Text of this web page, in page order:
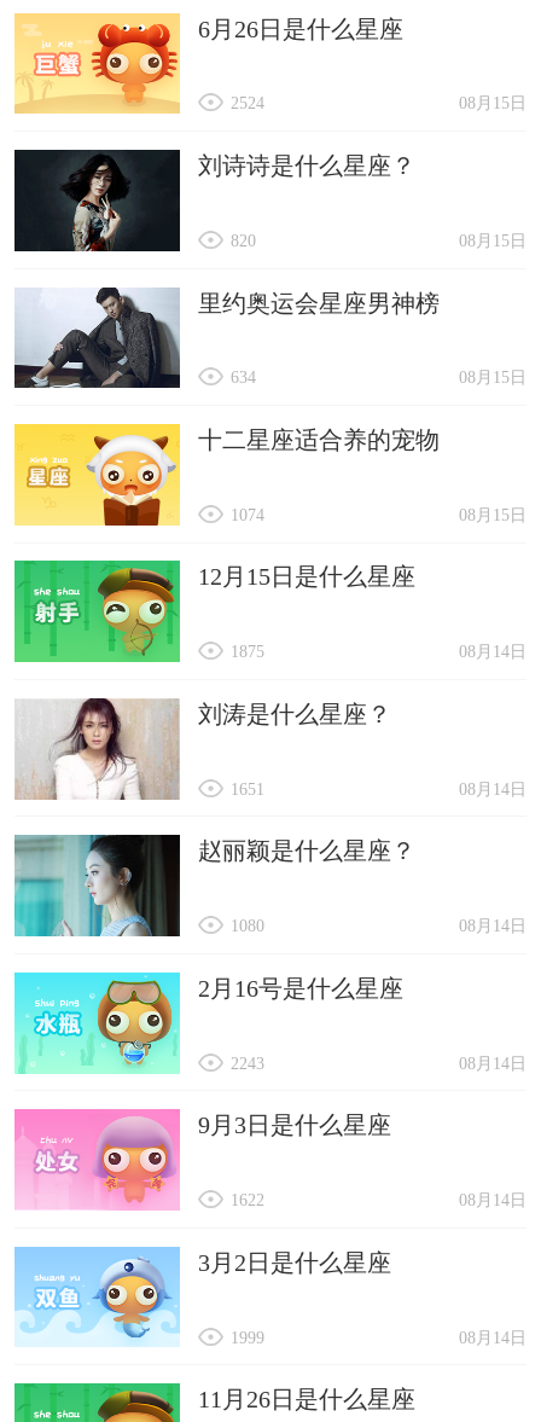
6月26日是什么星座
08月15日
2524
刘诗诗是什么星座？
08月15日
820
里约奥运会星座男神榜
08月15日
634
十二星座适合养的宠物
08月15日
1074
12月15日是什么星座
08月14日
1875
刘涛是什么星座？
08月14日
1651
赵丽颖是什么星座？
08月14日
1080
2月16号是什么星座
08月14日
2243
9月3日是什么星座
08月14日
1622
3月2日是什么星座
08月14日
1999
11月26日是什么星座